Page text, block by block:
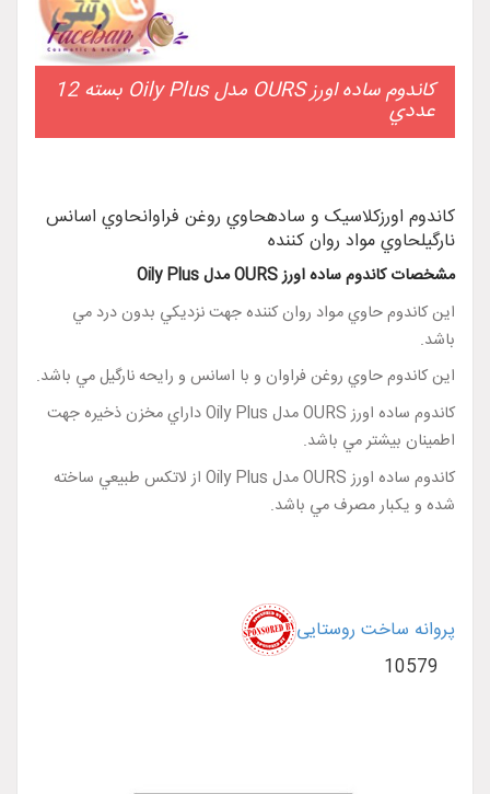
کاندوم ساده اورز OURS مدل Oily Plus بسته 12
عددي
کاندوم اورزکلاسيک و سادهحاوي روغن فراوانحاوي اسانس
نارگيلحاوي مواد روان کننده
مشخصات کاندوم ساده اورز OURS مدل Oily Plus
اين کاندوم حاوي مواد روان کننده جهت نزديکي بدون درد مي
باشد.
اين کاندوم حاوي روغن فراوان و با اسانس و رايحه نارگيل مي باشد.
کاندوم ساده اورز OURS مدل Oily Plus داراي مخزن ذخيره جهت
اطمينان بيشتر مي باشد.
کاندوم ساده اورز OURS مدل Oily Plus از لاتکس طبيعي ساخته
شده و يکبار مصرف مي باشد.
پروانه ساخت روستایی
10579